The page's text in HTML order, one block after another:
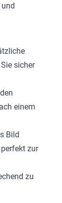
sicher
einem
Bild
zur
zu